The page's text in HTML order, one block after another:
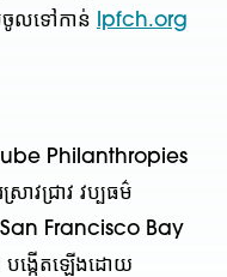
ចូលទៅកាន់
lpfch.org
Philanthropies
រាវជ្រាវ វប្បធម៌
Francisco Bay
ង្កើតឡើងដោយ